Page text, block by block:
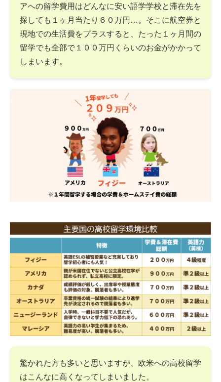
アへの留学費用はどんなに安い語学学校と滞在先を
探しても１ヶ月当たり６０万円…。そこに航空券と
現地での生活費をプラスすると、たった１ヶ月間の
留学でも全部で１００万円くらいのお金がかかって
しまいます。
驚かれた方も多いと思いますが、欧米への高校留学
はこんなに高くなってしまいました。